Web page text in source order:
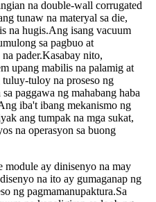
na double-wall corrugated
tunaw na materyal sa die,
na hugis.Ang isang vacuum
sa pagbuo at
pader.Kasabay nito,
upang mabilis na palamig at
tuloy na proseso ng
paggawa ng mahabang haba
iba't ibang mekanismo ng
ang tumpak na mga sukat,
na operasyon sa buong
ay dinisenyo na may
na ito ay gumaganap ng
ng pagmamanupaktura.Sa